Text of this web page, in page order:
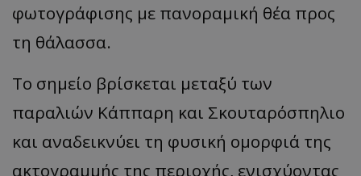
φωτογράφισης με πανοραμική θέα προς
τη θάλασσα.
Το σημείο βρίσκεται μεταξύ των
παραλιών Κάππαρη και Σκουταρόσπηλιο
και αναδεικνύει τη φυσική ομορφιά της
ακτογραμμής της περιοχής, ενισχύοντας